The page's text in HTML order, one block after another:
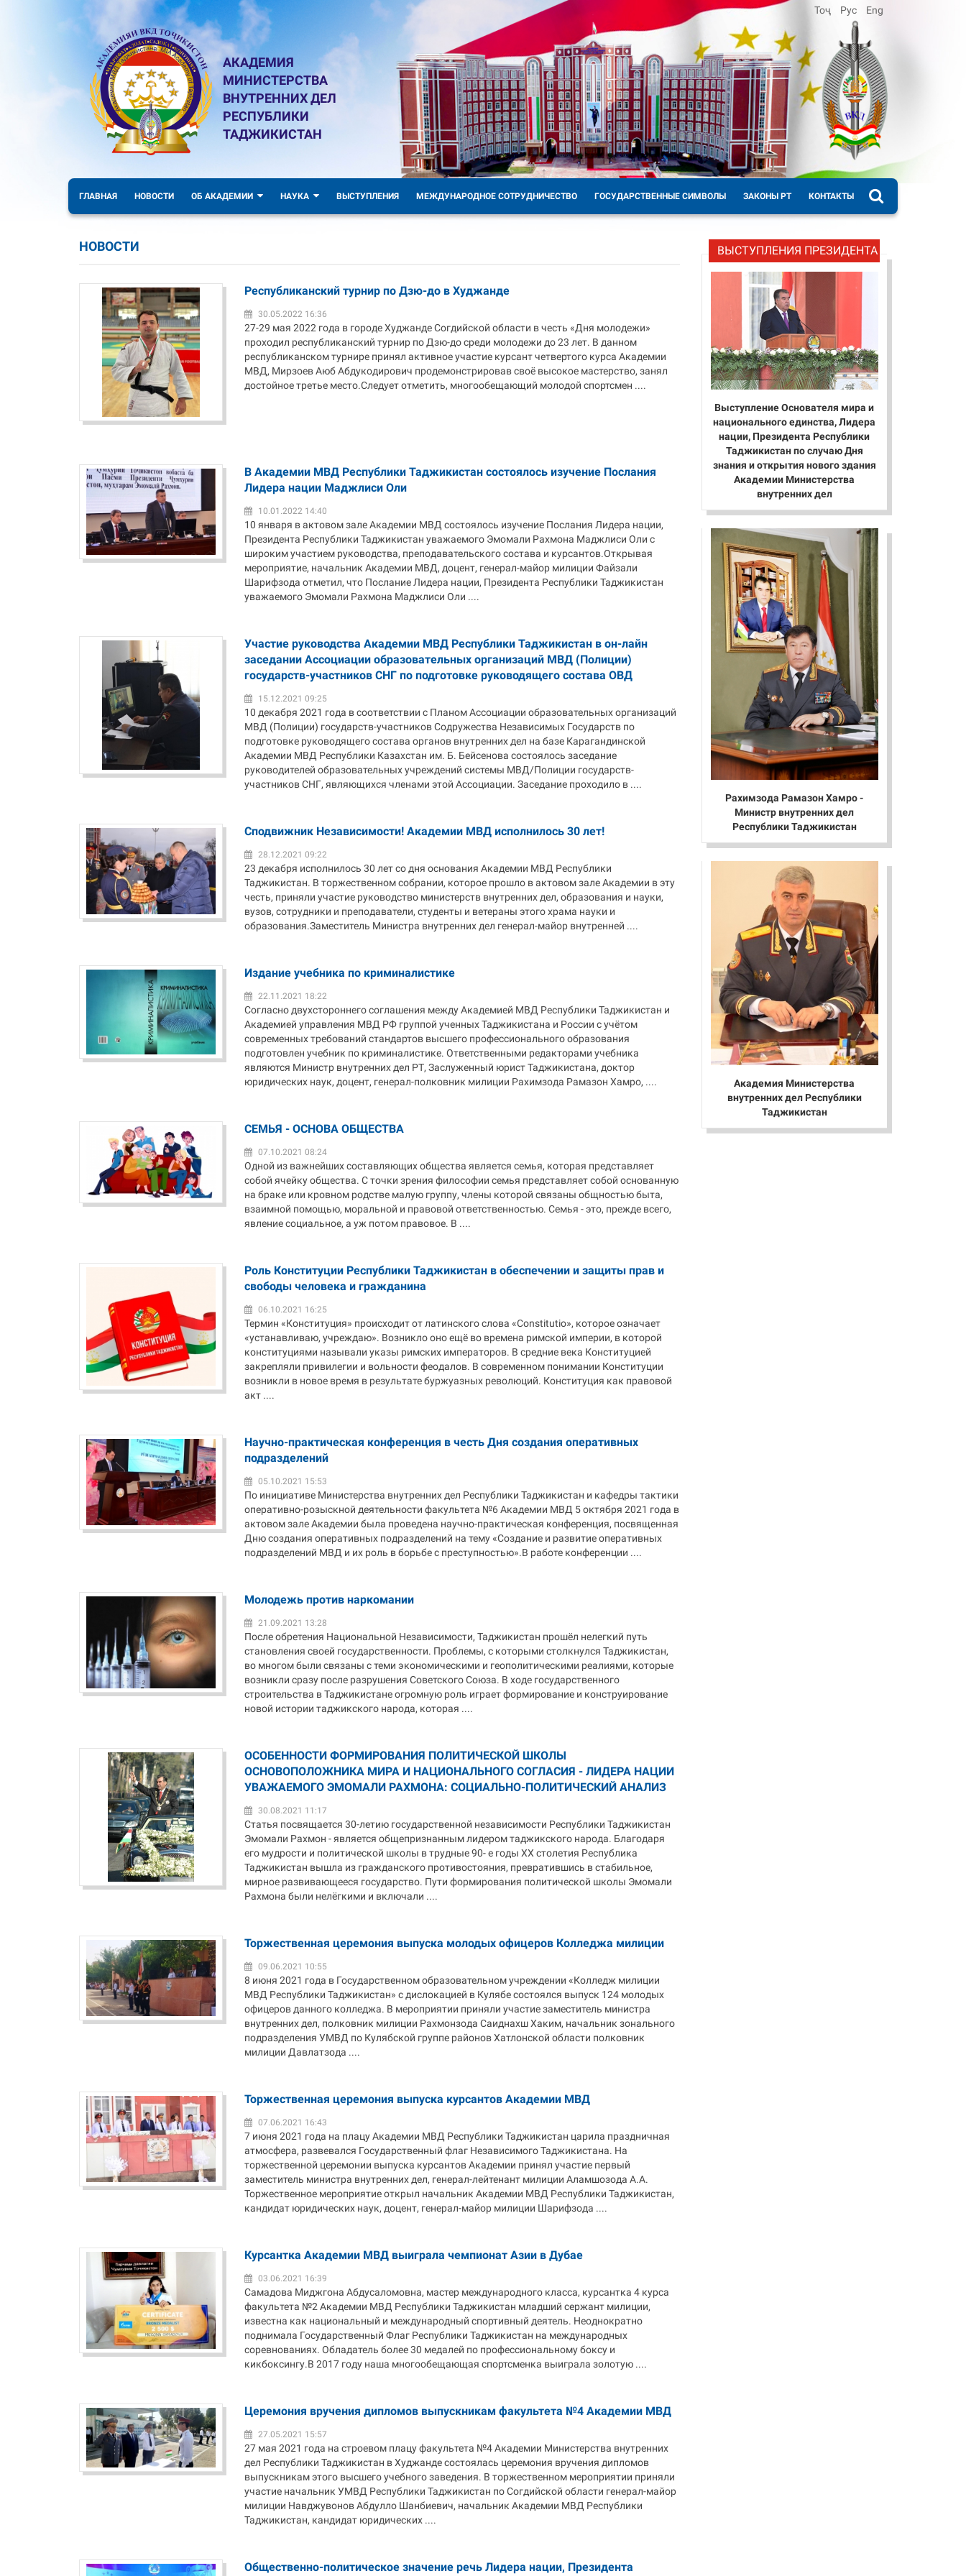
АКАДЕМИЯ
МИНИСТЕРСТВА
ВНУТРЕННИХ ДЕЛ
РЕСПУБЛИКИ
ТАДЖИКИСТАН
Тоҷ Рус Eng
ГЛАВНАЯ НОВОСТИ ОБ АКАДЕМИИ НАУКА ВЫСТУПЛЕНИЯ МЕЖДУНАРОДНОЕ СОТРУДНИЧЕСТВО ГОСУДАРСТВЕННЫЕ СИМВОЛЫ ЗАКОНЫ РТ КОНТАКТЫ
НОВОСТИ
Республиканский турнир по Дзю-до в Худжанде
30.05.2022 16:36
27-29 мая 2022 года в городе Худжанде Согдийской области в честь «Дня молодежи»
проходил республиканский турнир по Дзю-до среди молодежи до 23 лет. В данном
республиканском турнире принял активное участие курсант четвертого курса Академии
МВД, Мирзоев Аюб Абдукодирович продемонстрировав своё высокое мастерство, занял
достойное третье место.Следует отметить, многообещающий молодой спортсмен ....
В Академии МВД Республики Таджикистан состоялось изучение Послания
Лидера нации Маджлиси Оли
10.01.2022 14:40
10 января в актовом зале Академии МВД состоялось изучение Послания Лидера нации,
Президента Республики Таджикистан уважаемого Эмомали Рахмона Маджлиси Оли с
широким участием руководства, преподавательского состава и курсантов.Открывая
мероприятие, начальник Академии МВД, доцент, генерал-майор милиции Файзали
Шарифзода отметил, что Послание Лидера нации, Президента Республики Таджикистан
уважаемого Эмомали Рахмона Маджлиси Оли ....
Участие руководства Академии МВД Республики Таджикистан в он-лайн
заседании Ассоциации образовательных организаций МВД (Полиции)
государств-участников СНГ по подготовке руководящего состава ОВД
15.12.2021 09:25
10 декабря 2021 года в соответствии с Планом Ассоциации образовательных организаций
МВД (Полиции) государств-участников Содружества Независимых Государств по
подготовке руководящего состава органов внутренних дел на базе Карагандинской
Академии МВД Республики Казахстан им. Б. Бейсенова состоялось заседание
руководителей образовательных учреждений системы МВД/Полиции государств-
участников СНГ, являющихся членами этой Ассоциации. Заседание проходило в ....
Сподвижник Независимости! Академии МВД исполнилось 30 лет!
28.12.2021 09:22
23 декабря исполнилось 30 лет со дня основания Академии МВД Республики
Таджикистан. В торжественном собрании, которое прошло в актовом зале Академии в эту
честь, приняли участие руководство министерств внутренних дел, образования и науки,
вузов, сотрудники и преподаватели, студенты и ветераны этого храма науки и
образования.Заместитель Министра внутренних дел генерал-майор внутренней ....
Издание учебника по криминалистике
22.11.2021 18:22
Согласно двухстороннего соглашения между Академией МВД Республики Таджикистан и
Академией управления МВД РФ группой ученных Таджикистана и России с учётом
современных требований стандартов высшего профессионального образования
подготовлен учебник по криминалистике. Ответственными редакторами учебника
являются Министр внутренних дел РТ, Заслуженный юрист Таджикистана, доктор
юридических наук, доцент, генерал-полковник милиции Рахимзода Рамазон Хамро, ....
СЕМЬЯ - ОСНОВА ОБЩЕСТВА
07.10.2021 08:24
Одной из важнейших составляющих общества является семья, которая представляет
собой ячейку общества. С точки зрения философии семья представляет собой основанную
на браке или кровном родстве малую группу, члены которой связаны общностью быта,
взаимной помощью, моральной и правовой ответственностью. Семья - это, прежде всего,
явление социальное, а уж потом правовое. В ....
Роль Конституции Республики Таджикистан в обеспечении и защиты прав и
свободы человека и гражданина
06.10.2021 16:25
Термин «Конституция» происходит от латинского слова «Constitutio», которое означает
«устанавливаю, учреждаю». Возникло оно ещё во времена римской империи, в которой
конституциями называли указы римских императоров. В средние века Конституцией
закрепляли привилегии и вольности феодалов. В современном понимании Конституции
возникли в новое время в результате буржуазных революций. Конституция как правовой
акт ....
Научно-практическая конференция в честь Дня создания оперативных
подразделений
05.10.2021 15:53
По инициативе Министерства внутренних дел Республики Таджикистан и кафедры тактики
оперативно-розыскной деятельности факультета №6 Академии МВД 5 октября 2021 года в
актовом зале Академии была проведена научно-практическая конференция, посвященная
Дню создания оперативных подразделений на тему «Создание и развитие оперативных
подразделений МВД и их роль в борьбе с преступностью».В работе конференции ....
Молодежь против наркомании
21.09.2021 13:28
После обретения Национальной Независимости, Таджикистан прошёл нелегкий путь
становления своей государственности. Проблемы, с которыми столкнулся Таджикистан,
во многом были связаны с теми экономическими и геополитическими реалиями, которые
возникли сразу после разрушения Советского Союза. В ходе государственного
строительства в Таджикистане огромную роль играет формирование и конструирование
новой истории таджикского народа, которая ....
ОСОБЕННОСТИ ФОРМИРОВАНИЯ ПОЛИТИЧЕСКОЙ ШКОЛЫ
ОСНОВОПОЛОЖНИКА МИРА И НАЦИОНАЛЬНОГО СОГЛАСИЯ - ЛИДЕРА НАЦИИ
УВАЖАЕМОГО ЭМОМАЛИ РАХМОНА: СОЦИАЛЬНО-ПОЛИТИЧЕСКИЙ АНАЛИЗ
30.08.2021 11:17
Статья посвящается 30-летию государственной независимости Республики Таджикистан
Эмомали Рахмон - является общепризнанным лидером таджикского народа. Благодаря
его мудрости и политической школы в трудные 90- е годы ХХ столетия Республика
Таджикистан вышла из гражданского противостояния, превратившись в стабильное,
мирное развивающееся государство. Пути формирования политической школы Эмомали
Рахмона были нелёгкими и включали ....
Торжественная церемония выпуска молодых офицеров Колледжа милиции
09.06.2021 10:55
8 июня 2021 года в Государственном образовательном учреждении «Колледж милиции
МВД Республики Таджикистан» с дислокацией в Кулябе состоялся выпуск 124 молодых
офицеров данного колледжа. В мероприятии приняли участие заместитель министра
внутренних дел, полковник милиции Рахмонзода Саиднахш Хаким, начальник зонального
подразделения УМВД по Кулябской группе районов Хатлонской области полковник
милиции Давлатзода ....
Торжественная церемония выпуска курсантов Академии МВД
07.06.2021 16:43
7 июня 2021 года на плацу Академии МВД Республики Таджикистан царила праздничная
атмосфера, развевался Государственный флаг Независимого Таджикистана. На
торжественной церемонии выпуска курсантов Академии принял участие первый
заместитель министра внутренних дел, генерал-лейтенант милиции Аламшозода А.А.
Торжественное мероприятие открыл начальник Академии МВД Республики Таджикистан,
кандидат юридических наук, доцент, генерал-майор милиции Шарифзода ....
Курсантка Академии МВД выиграла чемпионат Азии в Дубае
03.06.2021 16:39
Самадова Миджгона Абдусаломовна, мастер международного класса, курсантка 4 курса
факультета №2 Академии МВД Республики Таджикистан младший сержант милиции,
известна как национальный и международный спортивный деятель. Неоднократно
поднимала Государственный Флаг Республики Таджикистан на международных
соревнованиях. Обладатель более 30 медалей по профессиональному боксу и
кикбоксингу.В 2017 году наша многообещающая спортсменка выиграла золотую ....
Церемония вручения дипломов выпускникам факультета №4 Академии МВД
27.05.2021 15:57
27 мая 2021 года на строевом плацу факультета №4 Академии Министерства внутренних
дел Республики Таджикистан в Худжанде состоялась церемония вручения дипломов
выпускникам этого высшего учебного заведения. В торжественном мероприятии приняли
участие начальник УМВД Республики Таджикистан по Согдийской области генерал-майор
милиции Навджувонов Абдулло Шанбиевич, начальник Академии МВД Республики
Таджикистан, кандидат юридических ....
Общественно-политическое значение речь Лидера нации, Президента
ВЫСТУПЛЕНИЯ ПРЕЗИДЕНТА
Выступление Основателя мира и
национального единства, Лидера
нации, Президента Республики
Таджикистан по случаю Дня
знания и открытия нового здания
Академии Министерства
внутренних дел
Рахимзода Рамазон Хамро -
Министр внутренних дел
Республики Таджикистан
Академия Министерства
внутренних дел Республики
Таджикистан